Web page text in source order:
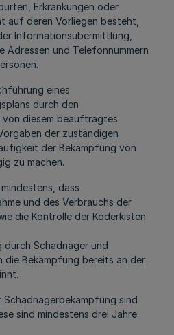
Erkrankungen oder
auf deren Vorliegen besteht,
Informationsübermittlung,
Adressen und Telefonnummern
eines
durch den
diesem beauftragtes
der zuständigen
der Bekämpfung von
zu machen.
dass
und des Verbrauchs der
die Kontrolle der Köderkisten
durch Schadnager und
die Bekämpfung bereits an der
Schadnagerbekämpfung sind
sind mindestens drei Jahre